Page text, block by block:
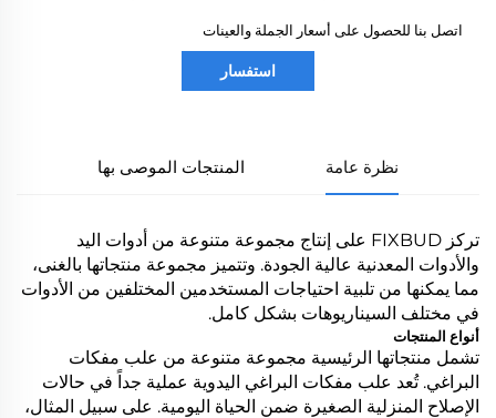
اتصل بنا للحصول على أسعار الجملة والعينات
استفسار
نظرة عامة المنتجات الموصى بها
تركز FIXBUD على إنتاج مجموعة متنوعة من أدوات اليد
والأدوات المعدنية عالية الجودة. وتتميز مجموعة منتجاتها بالغنى،
مما يمكنها من تلبية احتياجات المستخدمين المختلفين من الأدوات
في مختلف السيناريوهات بشكل كامل.
أنواع المنتجات
تشمل منتجاتها الرئيسية مجموعة متنوعة من علب مفكات
البراغي. تُعد علب مفكات البراغي اليدوية عملية جداً في حالات
الإصلاح المنزلية الصغيرة ضمن الحياة اليومية. على سبيل المثال،